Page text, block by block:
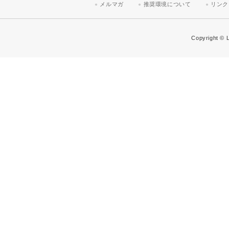
メルマガ 推奨環境について リン
Copyright ©